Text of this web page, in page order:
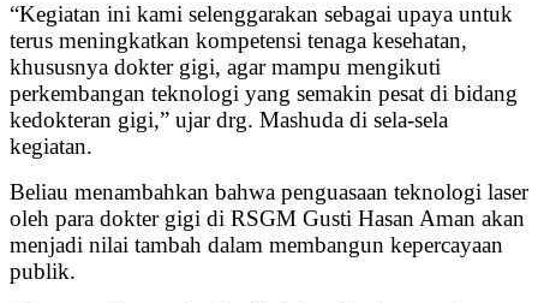
“Kegiatan ini kami selenggarakan sebagai upaya untuk
terus meningkatkan kompetensi tenaga kesehatan,
khususnya dokter gigi, agar mampu mengikuti
perkembangan teknologi yang semakin pesat di bidang
kedokteran gigi,” ujar drg. Mashuda di sela-sela
kegiatan.
Beliau menambahkan bahwa penguasaan teknologi laser
oleh para dokter gigi di RSGM Gusti Hasan Aman akan
menjadi nilai tambah dalam membangun kepercayaan
publik.